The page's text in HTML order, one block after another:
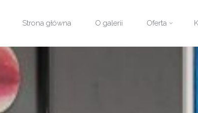
Strona główna O galerii Oferta